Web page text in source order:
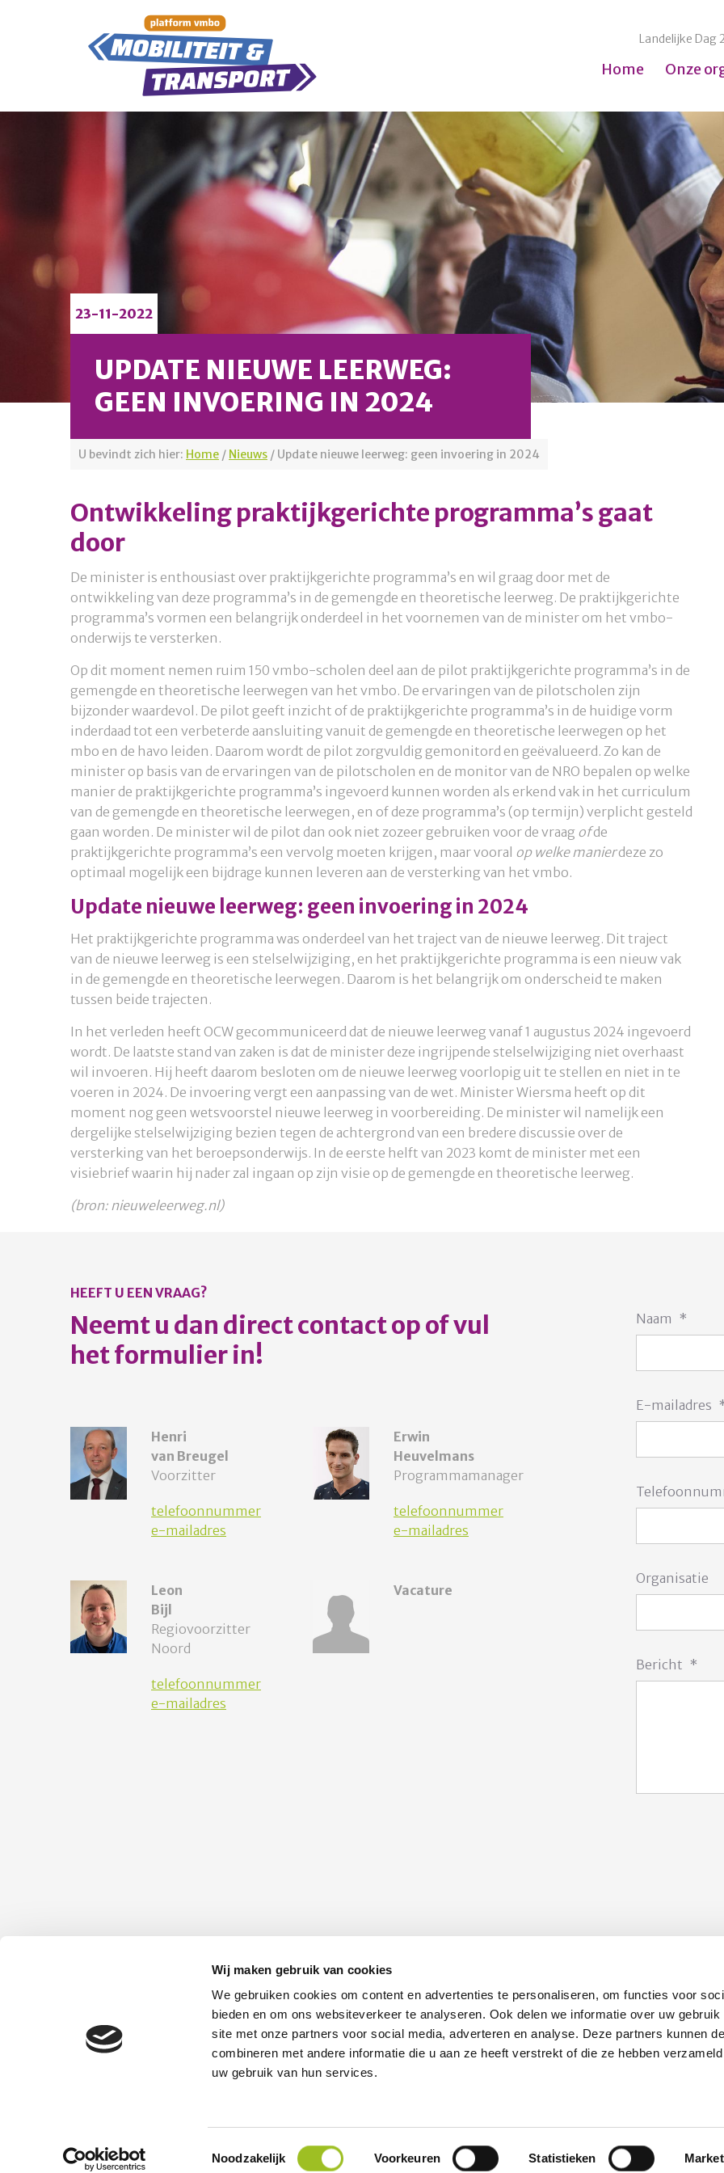
Wij maken gebruik van cookies
We gebruiken cookies om content en advertenties te personaliseren, om functies voor
bieden en om ons websiteverkeer te analyseren. Ook delen we informatie over uw gebruik
site met onze partners voor social media, adverteren en analyse. Deze partners kunnen
combineren met andere informatie die u aan ze heeft verstrekt of die ze hebben
uw gebruik van hun services.
Toestemmingsselectie
Noodzakelijk Voorkeuren Statistieken
Landelijke Dag
Home Onze
23-11-2022
UPDATE NIEUWE LEERWEG:
GEEN INVOERING IN 2024
U bevindt zich hier: Home / Nieuws / Update nieuwe leerweg: geen invoering in 2024
Ontwikkeling praktijkgerichte programma’s gaat
door
De minister is enthousiast over praktijkgerichte programma’s en wil graag door met de
ontwikkeling van deze programma’s in de gemengde en theoretische leerweg. De praktijkgerichte
programma’s vormen een belangrijk onderdeel in het voornemen van de minister om het vmbo-
onderwijs te versterken.
Op dit moment nemen ruim 150 vmbo-scholen deel aan de pilot praktijkgerichte programma’s in de
gemengde en theoretische leerwegen van het vmbo. De ervaringen van de pilotscholen zijn
bijzonder waardevol. De pilot geeft inzicht of de praktijkgerichte programma’s in de huidige vorm
inderdaad tot een verbeterde aansluiting vanuit de gemengde en theoretische leerwegen op het
mbo en de havo leiden. Daarom wordt de pilot zorgvuldig gemonitord en geëvalueerd. Zo kan de
minister op basis van de ervaringen van de pilotscholen en de monitor van de NRO bepalen op welke
manier de praktijkgerichte programma’s ingevoerd kunnen worden als erkend vak in het curriculum
van de gemengde en theoretische leerwegen, en of deze programma’s (op termijn) verplicht gesteld
gaan worden. De minister wil de pilot dan ook niet zozeer gebruiken voor de vraag ofde
praktijkgerichte programma’s een vervolg moeten krijgen, maar vooral op welke manierdeze zo
optimaal mogelijk een bijdrage kunnen leveren aan de versterking van het vmbo.
Update nieuwe leerweg: geen invoering in 2024
Het praktijkgerichte programma was onderdeel van het traject van de nieuwe leerweg. Dit traject
van de nieuwe leerweg is een stelselwijziging, en het praktijkgerichte programma is een nieuw vak
in de gemengde en theoretische leerwegen. Daarom is het belangrijk om onderscheid te maken
tussen beide trajecten.
In het verleden heeft OCW gecommuniceerd dat de nieuwe leerweg vanaf 1 augustus 2024 ingevoerd
wordt. De laatste stand van zaken is dat de minister deze ingrijpende stelselwijziging niet overhaast
wil invoeren. Hij heeft daarom besloten om de nieuwe leerweg voorlopig uit te stellen en niet in te
voeren in 2024. De invoering vergt een aanpassing van de wet. Minister Wiersma heeft op dit
moment nog geen wetsvoorstel nieuwe leerweg in voorbereiding. De minister wil namelijk een
dergelijke stelselwijziging bezien tegen de achtergrond van een bredere discussie over de
versterking van het beroepsonderwijs. In de eerste helft van 2023 komt de minister met een
visiebrief waarin hij nader zal ingaan op zijn visie op de gemengde en theoretische leerweg.
(bron: nieuweleerweg.nl)
HEEFT U EEN VRAAG?
Neemt u dan direct contact op of vul
het formulier in!
Henri
van Breugel
Voorzitter
telefoonnummer
e-mailadres
Erwin
Heuvelmans
Programmamanager
telefoonnummer
e-mailadres
Leon
Bijl
Regiovoorzitter
Noord
telefoonnummer
e-mailadres
Vacature
Naam *
E-mailadres
Organisatie
Bericht *
Platform Mobiliteit en Transport
Telefoon: 06-23 58 89 49
E-mail:
secretariaat@platformmobiliteitentransport.nl
Schrijf u in voor onze nieuwsbrief
Inschrijven